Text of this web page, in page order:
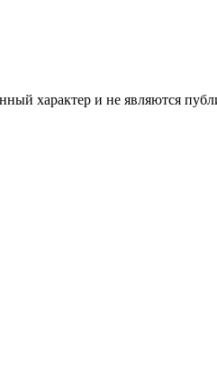
характер и не являются